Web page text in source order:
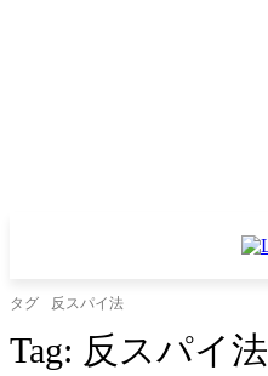
タグ 反スパイ法
Tag: 反スパイ法